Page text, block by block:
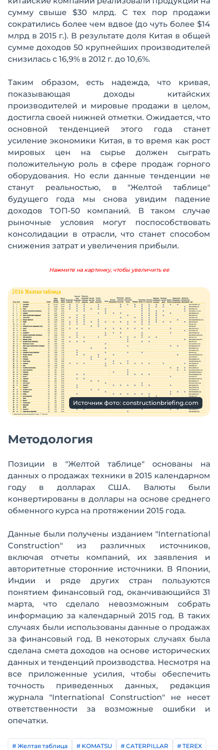
сумму свыше $30 млрд. С тех пор продажи
сократились более чем вдвое (до чуть более $14
млрд в 2015 г.). В результате доля Китая в общей
сумме доходов 50 крупнейших производителей
снизилась с 16,9% в 2012 г. до 10,6%.
Таким образом, есть надежда, что кривая,
показывающая доходы китайских
производителей и мировые продажи в целом,
достигла своей нижней отметки. Ожидается, что
основной тенденцией этого года станет
усиление экономики Китая, в то время как рост
мировых цен на сырье должен сыграть
положительную роль в сфере продаж горного
оборудования. Но если данные тенденции не
станут реальностью, в "Желтой таблице"
будущего года мы снова увидим падение
доходов ТОП-50 компаний. В таком случае
рыночные условия могут поспособствовать
консолидации в отрасли, что станет способом
снижения затрат и увеличения прибыли.
Нажмите на картинку, чтобы увеличить ее
Источник фото: constructionbriefing.com
Методология
Позиции в "Желтой таблице" основаны на
данных о продажах техники в 2015 календарном
году в долларах США. Валюты были
конвертированы в доллары на основе среднего
обменного курса на протяжении 2015 года.
Данные были получены изданием "International
Construction" из различных источников,
включая отчеты компаний, их заявления и
авторитетные сторонние источники. В Японии,
Индии и ряде других стран пользуются
понятием финансовый год, оканчивающийся 31
марта, что сделало невозможным собрать
информацию за календарный 2015 год. В таких
случаях были использованы данные о продажах
за финансовый год. В некоторых случаях была
сделана смета доходов на основе исторических
данных и тенденций производства. Несмотря на
все приложенные усилия, чтобы обеспечить
точность приведенных данных, редакция
журнала "International Construction" не несет
ответственности за возможные ошибки и
опечатки.
# Желтая таблица # KOMATSU # CATERPILLAR # TEREX